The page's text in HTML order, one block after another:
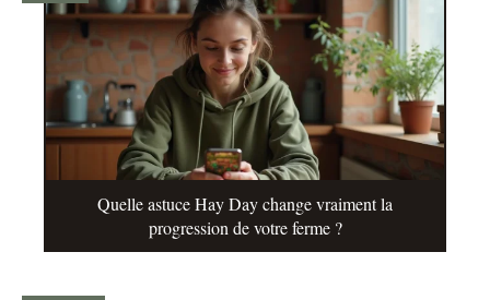
Quelle astuce Hay Day change vraiment la
progression de votre ferme ?